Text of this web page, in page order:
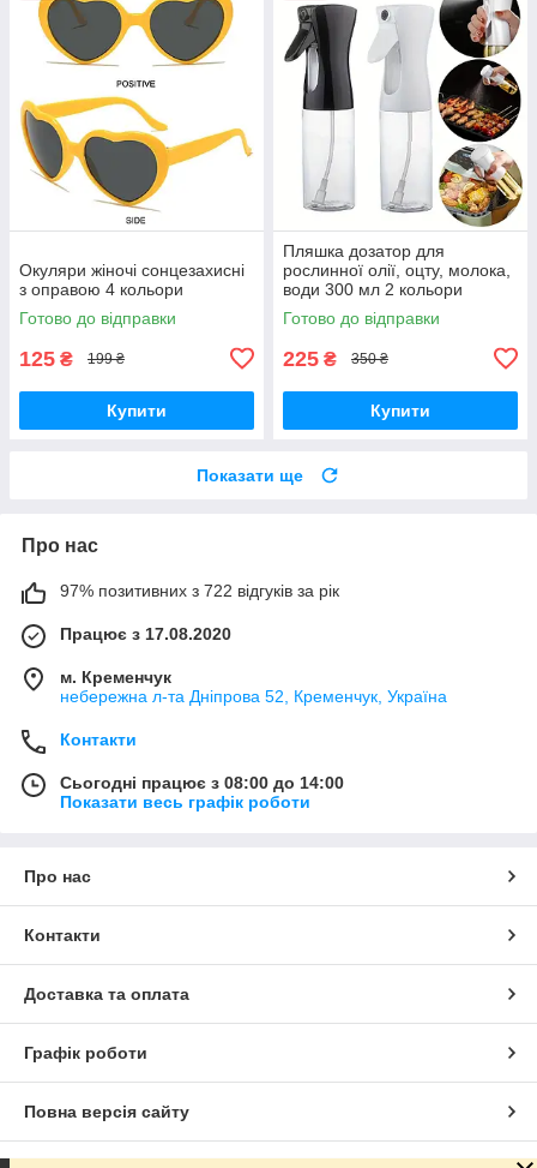
Окуляри жіночі сонцезахисні
з оправою 4 кольори
Готово до відправки
125 ₴ 199 ₴
Купити
Пляшка дозатор для
рослинної олії, оцту, молока,
води 300 мл 2 кольори
Готово до відправки
225 ₴ 350 ₴
Купити
Показати ще
Про нас
97% позитивних з 722 відгуків за рік
Працює з 17.08.2020
м. Кременчук
небережна л-та Дніпрова 52, Кременчук, Україна
Контакти
Сьогодні працює з 08:00 до 14:00
Показати весь графік роботи
Про нас
Контакти
Доставка та оплата
Графік роботи
Повна версія сайту